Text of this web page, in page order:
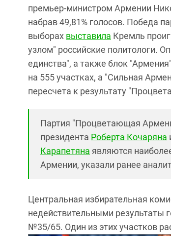
премьер-министром Армении
набрав 49,81% голосов. Победа
выборах выставила Кремль
узлом" российские политологи.
единства", а также блок
на 555 участках, а "Сильная
пересчета к результату
Партия "Процветающая
президента Роберта Кочаряна
Карапетяна являются
Армении, указали ранее
Центральная избирательная
недействительными результаты
№35/65. Один из этих участков